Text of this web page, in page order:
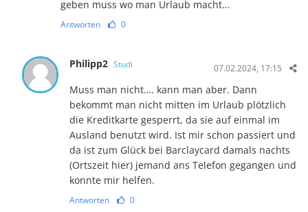
geben muss wo man Urlaub macht…
Antworten 0
Philipp2 Studi 07.02.2024, 17:15
Muss man nicht…. kann man aber. Dann
bekommt man nicht mitten im Urlaub plötzlich
die Kreditkarte gesperrt, da sie auf einmal im
Ausland benutzt wird. Ist mir schon passiert und
da ist zum Glück bei Barclaycard damals nachts
(Ortszeit hier) jemand ans Telefon gegangen und
konnte mir helfen.
Antworten 0